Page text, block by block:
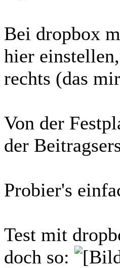
Bei dropbox
hier
rechts (das
Von der
der
Probier's
Test mit
doch so: